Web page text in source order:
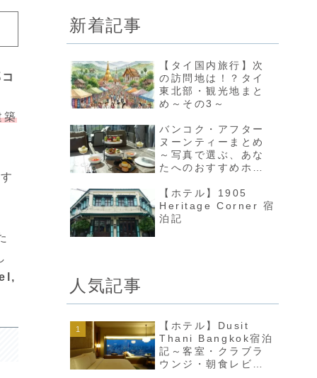
築
新着記事
【タイ国内旅行】次
の訪問地は！？タイ
東北部・観光地まと
め～その3～
バンコク・アフター
ヌーンティーまとめ
～写真で選ぶ、あな
たへのおすすめホテ
【ホテル】1905
Heritage Corner 宿
泊記
人気記事
【ホテル】Dusit
Thani Bangkok宿泊
記～客室・クラブラ
ウンジ・朝食レビュ